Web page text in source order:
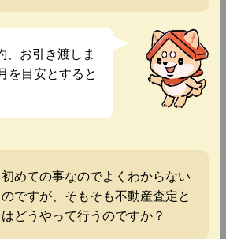
、お引き渡しま
を目安とすると
初めての事なのでよくわからない
のですが、そもそも不動産査定と
はどうやって行うのですか？